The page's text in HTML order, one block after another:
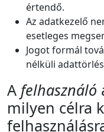
értendő.
Az adatkezelő
esetleges
Jogot formál
nélküli
A felhasználó
milyen célra